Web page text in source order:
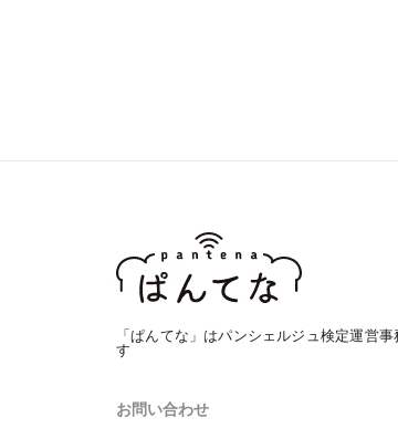
「ぱんてな」はパンシェルジュ検定運営
す
お問い合わせ